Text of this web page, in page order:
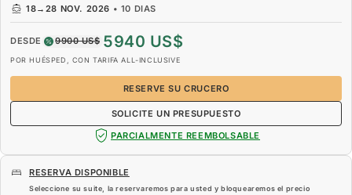
18→ 28 NOV. 2026 • 10 DIAS
DESDE 9900 US$ 5940 US$
POR HUÉSPED, CON TARIFA ALL-INCLUSIVE
RESERVE SU CRUCERO
SOLICITE UN PRESUPUESTO
PARCIALMENTE REEMBOLSABLE
RESERVA DISPONIBLE
Seleccione su suite, la reservaremos para usted y bloquearemos el precio